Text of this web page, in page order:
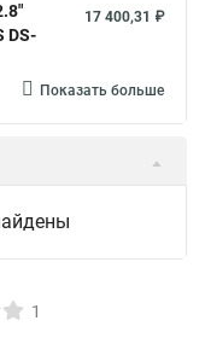
DS-
17 400,31 ₽
Показать больше
1